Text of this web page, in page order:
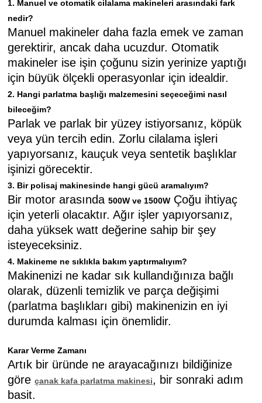
1. Manuel ve otomatik cilalama makineleri arasındaki fark
nedir?
Manuel makineler daha fazla emek ve zaman
gerektirir, ancak daha ucuzdur. Otomatik
makineler ise işin çoğunu sizin yerinize yaptığı
için büyük ölçekli operasyonlar için idealdir.
2. Hangi parlatma başlığı malzemesini seçeceğimi nasıl
bileceğim?
Parlak ve parlak bir yüzey istiyorsanız, köpük
veya yün tercih edin. Zorlu cilalama işleri
yapıyorsanız, kauçuk veya sentetik başlıklar
işinizi görecektir.
3. Bir polisaj makinesinde hangi gücü aramalıyım?
Bir motor arasında500W ve 1500W Çoğu ihtiyaç
için yeterli olacaktır. Ağır işler yapıyorsanız,
daha yüksek watt değerine sahip bir şey
isteyeceksiniz.
4. Makineme ne sıklıkla bakım yaptırmalıyım?
Makinenizi ne kadar sık kullandığınıza bağlı
olarak, düzenli temizlik ve parça değişimi
(parlatma başlıkları gibi) makinenizin en iyi
durumda kalması için önemlidir.
Karar Verme Zamanı
Artık bir üründe ne arayacağınızı bildiğinize
göreçanak kafa parlatma makinesi, bir sonraki adım
basit.